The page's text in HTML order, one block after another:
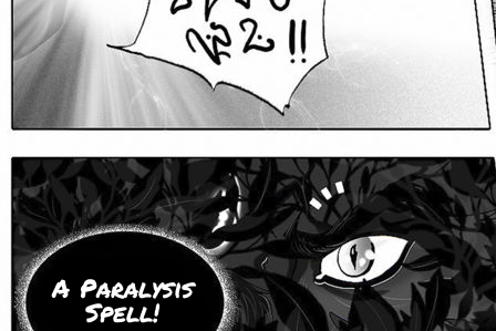
A Paralysis
Spell!